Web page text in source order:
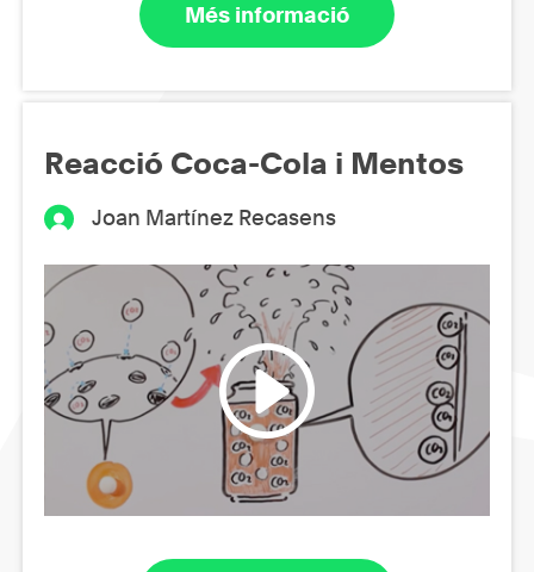
Més informació
Reacció Coca-Cola i Mentos
Joan Martínez Recasens